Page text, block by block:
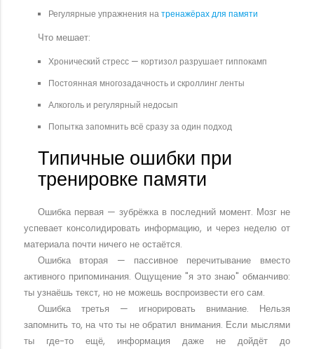
Регулярные упражнения натренажёрах для памяти
Что мешает:
Хронический стресс — кортизол разрушает гиппокамп
Постоянная многозадачность и скроллинг ленты
Алкоголь и регулярный недосып
Попытка запомнить всё сразу за один подход
Типичные ошибки при
тренировке памяти
Ошибка первая — зубрёжка в последний момент. Мозг не
успевает консолидировать информацию, и через неделю от
материала почти ничего не остаётся.
Ошибка вторая — пассивное перечитывание вместо
активного припоминания. Ощущение "я это знаю" обманчиво:
ты узнаёшь текст, но не можешь воспроизвести его сам.
Ошибка третья — игнорировать внимание. Нельзя
запомнить то, на что ты не обратил внимания. Если мыслями
ты где-то ещё, информация даже не дойдёт до